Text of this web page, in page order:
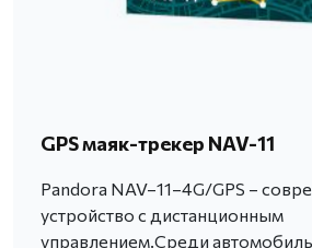
GPS маяк-трекер NAV-11
Pandora NAV–11–4G/GPS –
устройство с дистанционным
управлением.Среди